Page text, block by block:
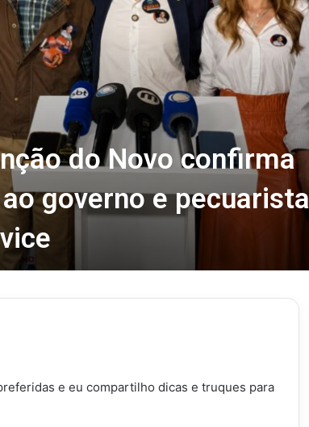
do Novo confirma
governo e pecuarista
e eu compartilho dicas e truques para